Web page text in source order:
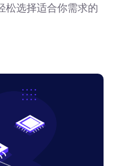
松选择适合你需求的